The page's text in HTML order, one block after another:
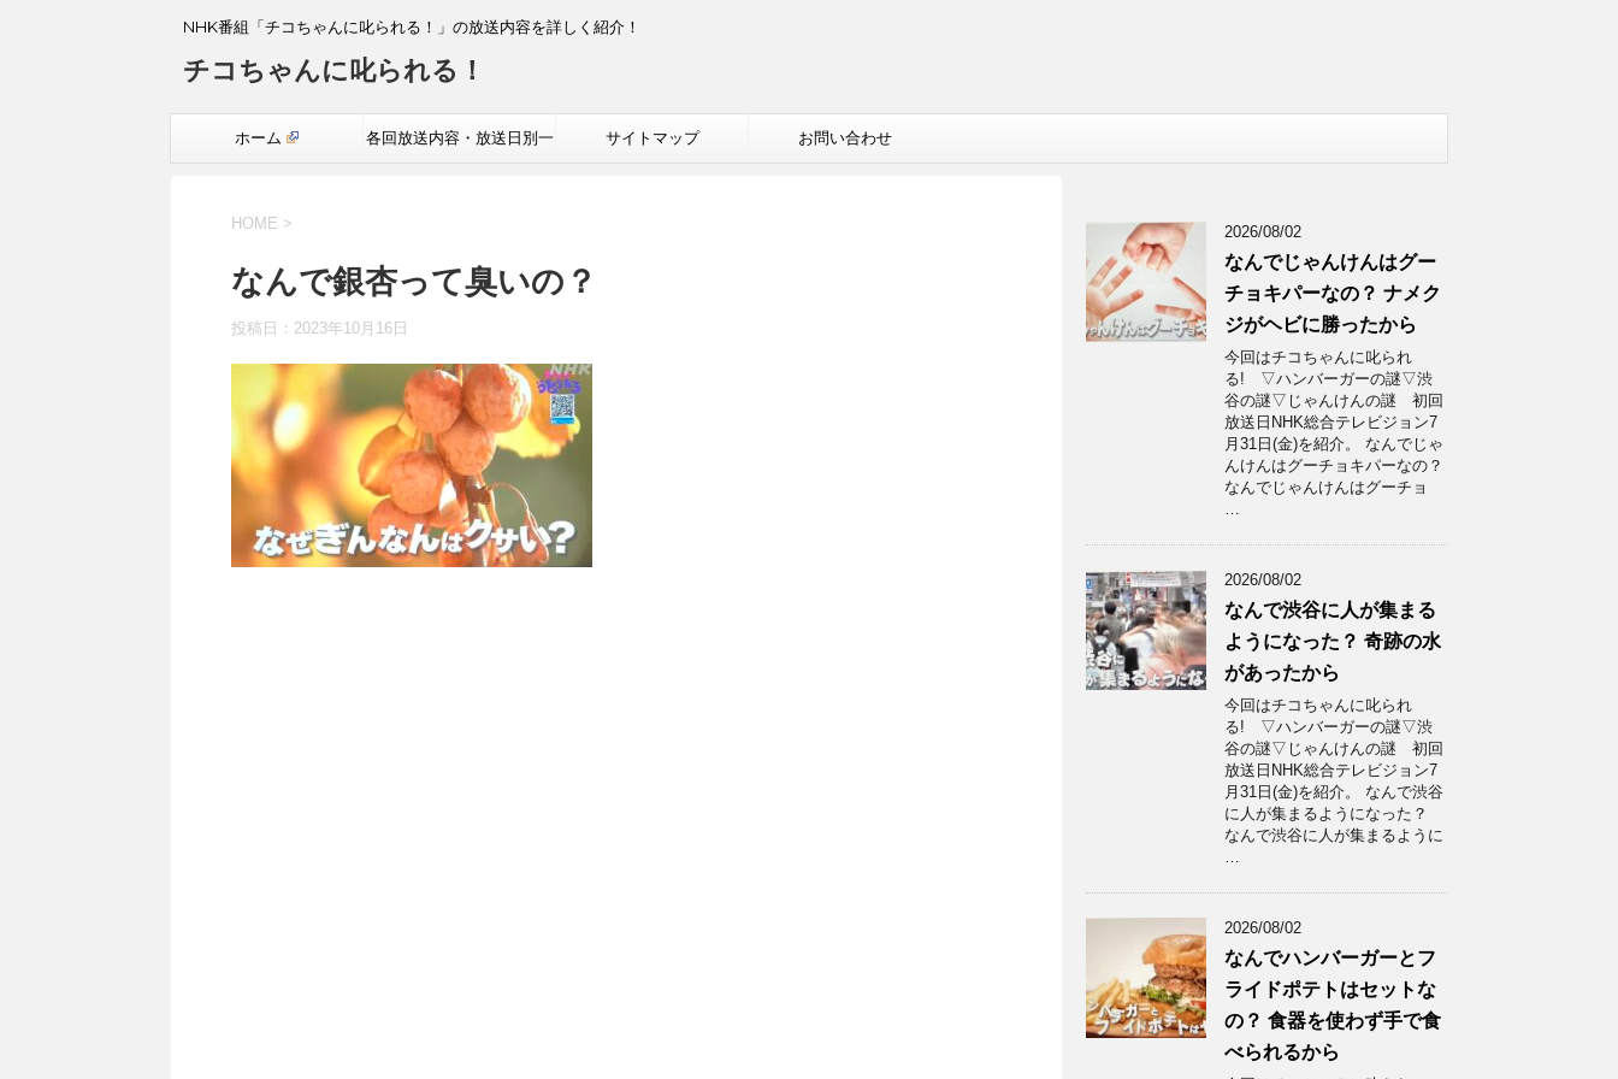
NHK番組「チコちゃんに叱られる！」の放送内容を詳しく紹介！
チコちゃんに叱られる！
ホーム 各回放送内容・放送日別一 サイトマップ お問い合わせ
HOME >
なんで銀杏って臭いの？
投稿日： 2023年10月16日
2026/08/02
なんでじゃんけんはグー
チョキパーなの？ ナメク
ジがヘビに勝ったから
今回はチコちゃんに叱られ
る! ▽ハンバーガーの謎▽渋
谷の謎▽じゃんけんの謎 初回
放送日NHK総合テレビジョン7
月31日(金)を紹介。 なんでじゃ
んけんはグーチョキパーなの？
なんでじゃんけんはグーチョ
…
2026/08/02
なんで渋谷に人が集まる
ようになった？ 奇跡の水
があったから
今回はチコちゃんに叱られ
る! ▽ハンバーガーの謎▽渋
谷の謎▽じゃんけんの謎 初回
放送日NHK総合テレビジョン7
月31日(金)を紹介。 なんで渋谷
に人が集まるようになった？
なんで渋谷に人が集まるように
…
2026/08/02
なんでハンバーガーとフ
ライドポテトはセットな
の？ 食器を使わず手で食
べられるから